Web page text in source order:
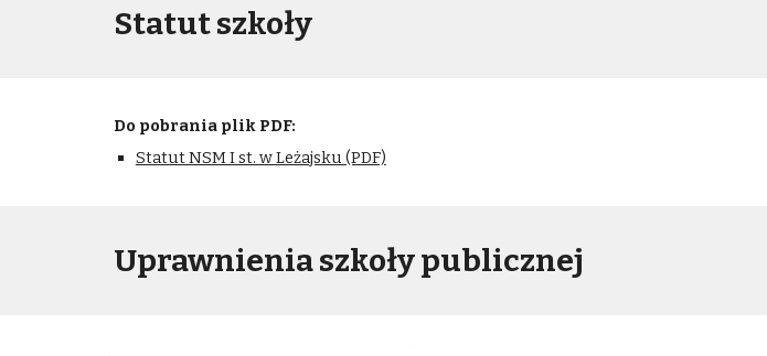
Statut szkoły
Do pobrania plik PDF:
Statut NSM I st. w Leżajsku (PDF)
Uprawnienia szkoły publicznej